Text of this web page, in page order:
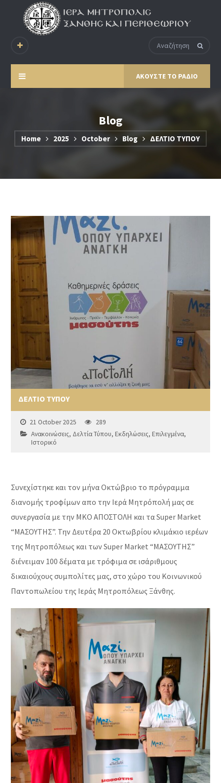
ΑΚΟΥΣΤΕ ΤΟ ΡΑΔΙΟ
Blog
Home 2025 October Blog ΔΕΛΤΙΟ ΤΥΠΟΥ
ΔΕΛΤΙΟ ΤΥΠΟΥ
21 October 2025
289
Ανακοινώσεις, Δελτία Τύπου,Εκδηλώσεις,Επιλεγμένα,
Ιστορικό
Συνεχίστηκε και τον μήνα Οκτώβριο το πρόγραμμα
διανομής τροφίμων απο την Ιερά Μητρόπολή μας σε
συνεργασία με την ΜΚΟ ΑΠΟΣΤΟΛΗ και τα Super Market
“ΜΑΣΟΥΤΗΣ”. Την Δευτέρα 20 Οκτωβρίου κλιμάκιο ιερέων
της Μητροπόλεως και των Super Market “ΜΑΣΟΥΤΗΣ”
διένειμαν 100 δέματα με τρόφιμα σε ισάριθμους
δικαιούχους συμπολίτες μας, στο χώρο του Κοινωνικού
Παντοπωλείου της Ιεράς Μητροπόλεως Ξάνθης.